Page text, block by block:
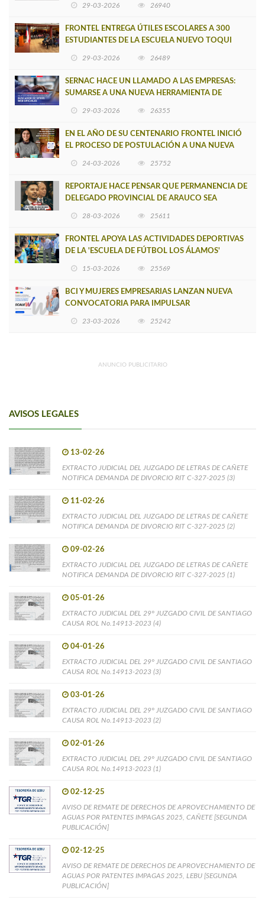
29-03-2026 26940
FRONTEL ENTREGA ÚTILES ESCOLARES A 300
ESTUDIANTES DE LA ESCUELA NUEVO TOQUI
29-03-2026 26489
SERNAC HACE UN LLAMADO A LAS EMPRESAS:
SUMARSE A UNA NUEVA HERRAMIENTA DE
29-03-2026 26355
EN EL AÑO DE SU CENTENARIO FRONTEL INICIÓ
EL PROCESO DE POSTULACIÓN A UNA NUEVA
24-03-2026 25752
REPORTAJE HACE PENSAR QUE PERMANENCIA DE
DELEGADO PROVINCIAL DE ARAUCO SEA
28-03-2026 25611
FRONTEL APOYA LAS ACTIVIDADES DEPORTIVAS
DE LA 'ESCUELA DE FÚTBOL LOS ÁLAMOS'
15-03-2026 25569
BCI Y MUJERES EMPRESARIAS LANZAN NUEVA
CONVOCATORIA PARA IMPULSAR
23-03-2026 25242
ANUNCIO PUBLICITARIO
AVISOS LEGALES
13-02-26
EXTRACTO JUDICIAL DEL JUZGADO DE LETRAS DE CAÑETE
NOTIFICA DEMANDA DE DIVORCIO RIT C-327-2025 (3)
11-02-26
EXTRACTO JUDICIAL DEL JUZGADO DE LETRAS DE CAÑETE
NOTIFICA DEMANDA DE DIVORCIO RIT C-327-2025 (2)
09-02-26
EXTRACTO JUDICIAL DEL JUZGADO DE LETRAS DE CAÑETE
NOTIFICA DEMANDA DE DIVORCIO RIT C-327-2025 (1)
05-01-26
EXTRACTO JUDICIAL DEL 29° JUZGADO CIVIL DE SANTIAGO
CAUSA ROL No.14913-2023 (4)
04-01-26
EXTRACTO JUDICIAL DEL 29° JUZGADO CIVIL DE SANTIAGO
CAUSA ROL No.14913-2023 (3)
03-01-26
EXTRACTO JUDICIAL DEL 29° JUZGADO CIVIL DE SANTIAGO
CAUSA ROL No.14913-2023 (2)
02-01-26
EXTRACTO JUDICIAL DEL 29° JUZGADO CIVIL DE SANTIAGO
CAUSA ROL No.14913-2023 (1)
02-12-25
AVISO DE REMATE DE DERECHOS DE APROVECHAMIENTO DE
AGUAS POR PATENTES IMPAGAS 2025, CAÑETE [SEGUNDA
PUBLICACIÓN]
02-12-25
AVISO DE REMATE DE DERECHOS DE APROVECHAMIENTO DE
AGUAS POR PATENTES IMPAGAS 2025, LEBU [SEGUNDA
PUBLICACIÓN]